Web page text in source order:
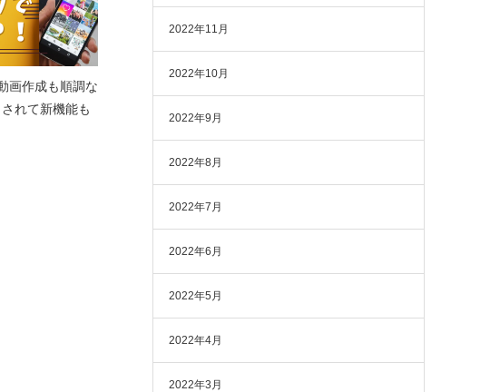
画作成も順調な
れて新機能も
2022年11月
2022年10月
2022年9月
2022年8月
2022年7月
2022年6月
2022年5月
2022年4月
2022年3月